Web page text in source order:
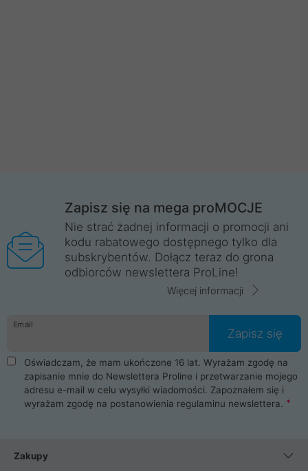
Zapisz się na mega proMOCJE
Nie strać żadnej informacji o promocji ani
kodu rabatowego dostępnego tylko dla
subskrybentów. Dołącz teraz do grona
odbiorców newslettera ProLine!
Więcej informacji
Email
Zapisz się
Oświadczam, że mam ukończone 16 lat. Wyrażam zgodę na
zapisanie mnie do Newslettera Proline i przetwarzanie mojego
adresu e-mail w celu wysyłki wiadomości. Zapoznałem się i
wyrażam zgodę na postanowienia regulaminu newslettera.
Zakupy